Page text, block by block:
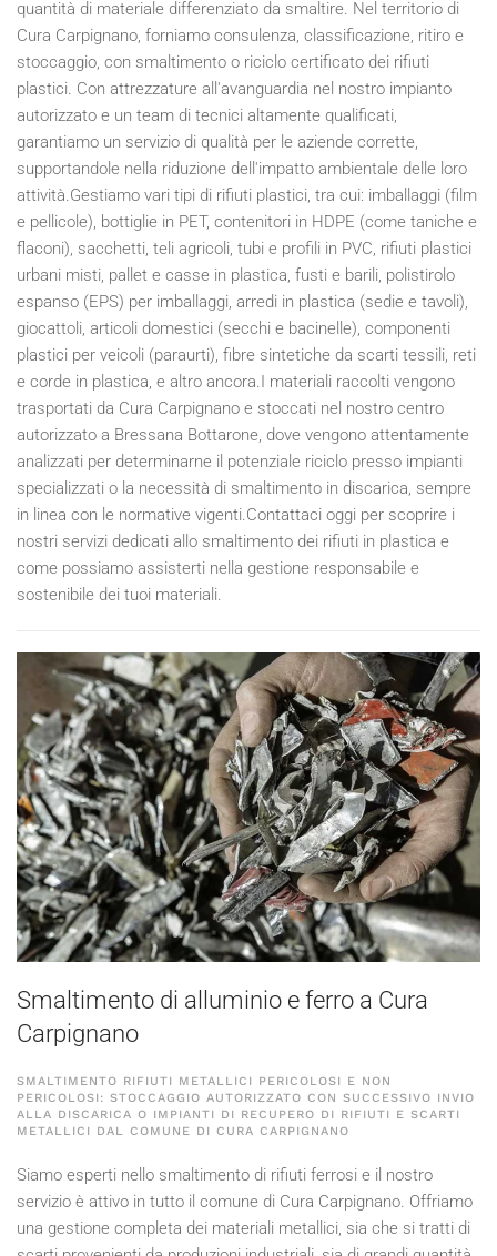
quantità di materiale differenziato da smaltire. Nel territorio di
Cura Carpignano, forniamo consulenza, classificazione, ritiro e
stoccaggio, con smaltimento o riciclo certificato dei rifiuti
plastici. Con attrezzature all'avanguardia nel nostro impianto
autorizzato e un team di tecnici altamente qualificati,
garantiamo un servizio di qualità per le aziende corrette,
supportandole nella riduzione dell'impatto ambientale delle loro
attività.Gestiamo vari tipi di rifiuti plastici, tra cui: imballaggi (film
e pellicole), bottiglie in PET, contenitori in HDPE (come taniche e
flaconi), sacchetti, teli agricoli, tubi e profili in PVC, rifiuti plastici
urbani misti, pallet e casse in plastica, fusti e barili, polistirolo
espanso (EPS) per imballaggi, arredi in plastica (sedie e tavoli),
giocattoli, articoli domestici (secchi e bacinelle), componenti
plastici per veicoli (paraurti), fibre sintetiche da scarti tessili, reti
e corde in plastica, e altro ancora.I materiali raccolti vengono
trasportati da Cura Carpignano e stoccati nel nostro centro
autorizzato a Bressana Bottarone, dove vengono attentamente
analizzati per determinarne il potenziale riciclo presso impianti
specializzati o la necessità di smaltimento in discarica, sempre
in linea con le normative vigenti.Contattaci oggi per scoprire i
nostri servizi dedicati allo smaltimento dei rifiuti in plastica e
come possiamo assisterti nella gestione responsabile e
sostenibile dei tuoi materiali.
Smaltimento di alluminio e ferro a Cura
Carpignano
SMALTIMENTO RIFIUTI METALLICI PERICOLOSI E NON
PERICOLOSI: STOCCAGGIO AUTORIZZATO CON SUCCESSIVO INVIO
ALLA DISCARICA O IMPIANTI DI RECUPERO DI RIFIUTI E SCARTI
METALLICI DAL COMUNE DI CURA CARPIGNANO
Siamo esperti nello smaltimento di rifiuti ferrosi e il nostro
servizio è attivo in tutto il comune di Cura Carpignano. Offriamo
una gestione completa dei materiali metallici, sia che si tratti di